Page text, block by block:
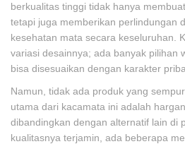
berkualitas tinggi tidak hanya
tetapi juga memberikan perlindungan
kesehatan mata secara keseluruhan.
variasi desainnya; ada banyak pilihan
bisa disesuaikan dengan karakter
Namun, tidak ada produk yang
utama dari kacamata ini adalah
dibandingkan dengan alternatif lain di
kualitasnya terjamin, ada beberapa